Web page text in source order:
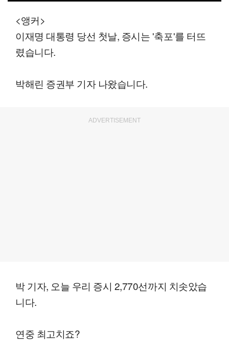
<앵커>
이재명 대통령 당선 첫날, 증시는 '축포'를 터뜨
렸습니다.
박해린 증권부 기자 나왔습니다.
ADVERTISEMENT
박 기자, 오늘 우리 증시 2,770선까지 치솟았습
니다.
연중 최고치죠?